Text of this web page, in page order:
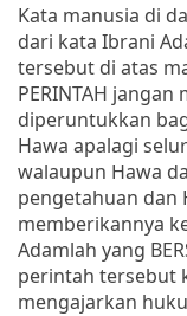
Kata manusia di
dari kata Ibrani
tersebut di atas
PERINTAH
diperuntukkan
Hawa apalagi
walaupun Hawa
pengetahuan dan
memberikannya
Adamlah yang
perintah tersebut
mengajarkan